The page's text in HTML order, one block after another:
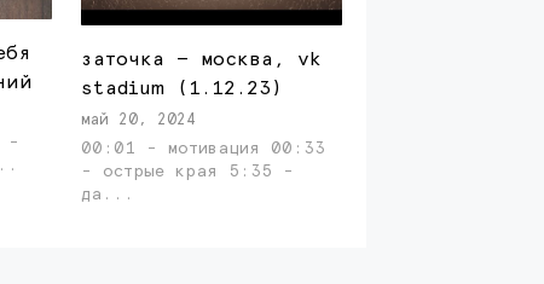
-
...
заточка — москва, vk
stadium (1.12.23)
май 20, 2024
00:01 - мотивация 00:33
- острые края 5:35 -
да...